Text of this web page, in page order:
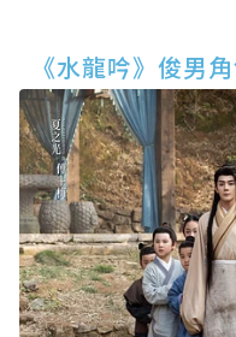
《水龍吟》俊男